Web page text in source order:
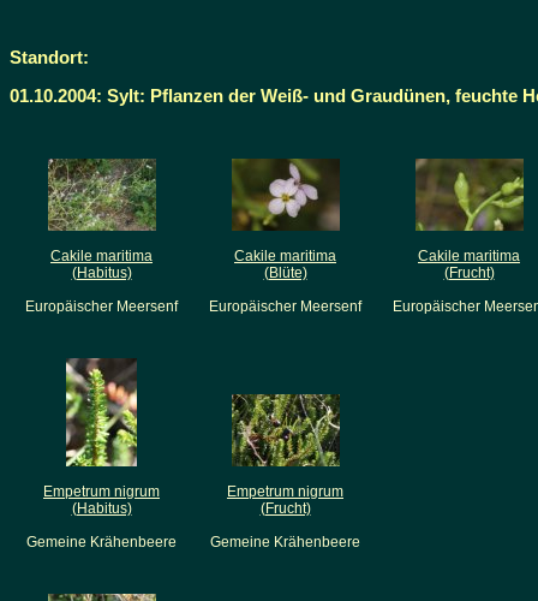
Standort:
01.10.2004: Sylt: Pflanzen der Weiß- und Graudünen, feuchte
Cakile maritima
(Habitus)
Europäischer Meersenf
Cakile maritima
(Blüte)
Europäischer Meersenf
Cakile maritima
(Frucht)
Europäischer
Empetrum nigrum
(Habitus)
Gemeine Krähenbeere
Empetrum nigrum
(Frucht)
Gemeine Krähenbeere